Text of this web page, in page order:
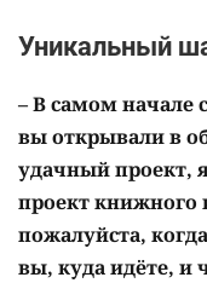
Уникальный
– В самом начале
вы открывали в
удачный проект,
проект книжного
пожалуйста,
вы, куда идёте, и